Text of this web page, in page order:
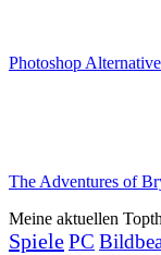
Photoshop
The Adventures of
Meine aktuellen
SpielePC